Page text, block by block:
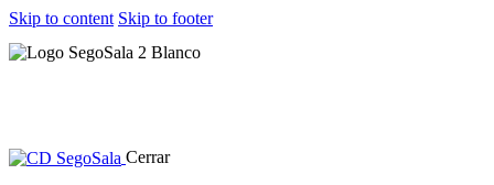
Skip to content Skip to footer
Cerrar